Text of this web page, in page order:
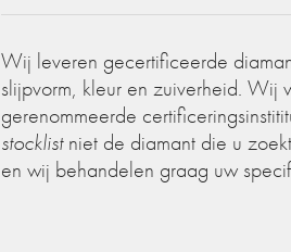
Wij leveren gecertificeerde
slijpvorm, kleur en zuiverheid. Wij
gerenommeerde
stocklistniet de diamant die u
en wij behandelen graag uw